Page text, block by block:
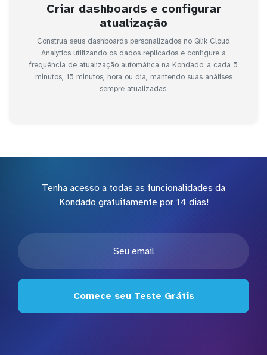
Criar dashboards e configurar
atualização
Construa seus dashboards personalizados no Qlik Cloud
Analytics utilizando os dados replicados e configure a
frequência de atualização automática na Kondado: a cada 5
minutos, 15 minutos, hora ou dia, mantendo suas análises
sempre atualizadas.
Tenha acesso a todas as funcionalidades da
Kondado gratuitamente por 14 dias!
Comece seu Teste Grátis